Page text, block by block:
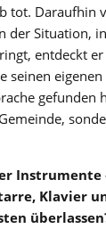
tot. Daraufhin
der Situation,
entdeckt er
seinen
gefunden
Klavier